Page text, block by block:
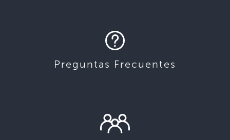
Preguntas Frecuentes